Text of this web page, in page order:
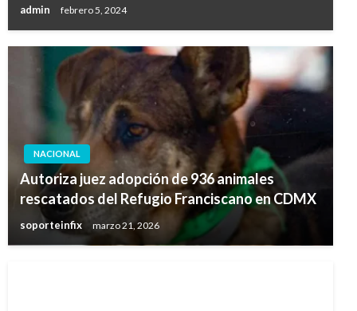
admin febrero 5, 2024
NACIONAL
Autoriza juez adopción de 936 animales
rescatados del Refugio Franciscano en CDMX
soporteinfix marzo 21, 2026